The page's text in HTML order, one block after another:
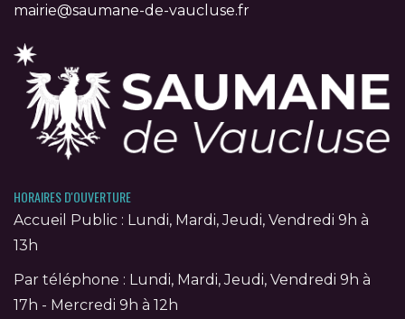
mairie@saumane-de-vaucluse.fr
HORAIRES D'OUVERTURE
Accueil Public : Lundi, Mardi, Jeudi, Vendredi 9h à
13h
Par téléphone : Lundi, Mardi, Jeudi, Vendredi 9h à
17h - Mercredi 9h à 12h